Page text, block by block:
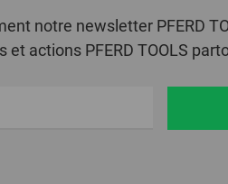
notre newsletter PFERD
actions PFERD TOOLS